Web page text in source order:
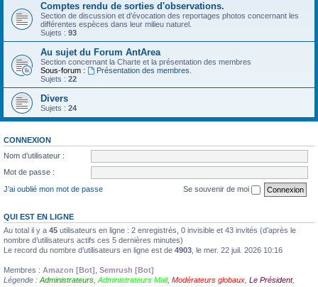
Comptes rendu de sorties d'observations.
Section de discussion et d'évocation des reportages photos concernant les
différentes espèces dans leur milieu naturel.
Sujets : 93
Au sujet du Forum AntArea
Section concernant la Charte et la présentation des membres
Sous-forum :
Présentation des membres.
Sujets : 22
Divers
Sujets : 24
CONNEXION
Nom d’utilisateur :
Mot de passe :
J’ai oublié mon mot de passe
Se souvenir de moi
QUI EST EN LIGNE
Au total il y a 45 utilisateurs en ligne : 2 enregistrés, 0 invisible et 43 invités (d’après le
nombre d’utilisateurs actifs ces 5 dernières minutes)
Le record du nombre d’utilisateurs en ligne est de 4903 , le mer. 22 juil. 2026 10:16
Membres : Amazon [Bot] Semrush [Bot]
Légende : Administrateurs Administrateurs Mail, Modérateurs globaux Le Président,